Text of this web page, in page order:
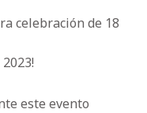
celebración de 18
este evento